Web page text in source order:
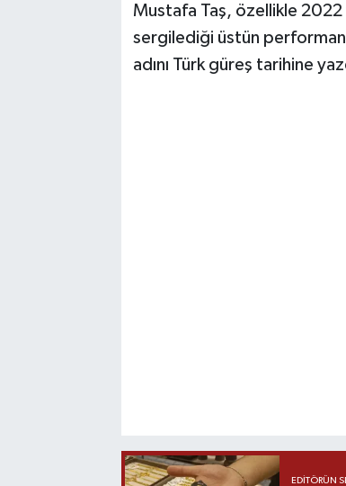
Mustafa Taş, özellikle 2022
sergilediği üstün
adını Türk güreş tarihine
EDITÖRÜN